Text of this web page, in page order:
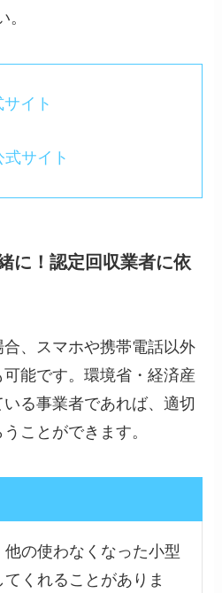
イト
サイト
に！認定回収業者に依
、スマホや携帯電話以外
能です。環境省・経済産
る事業者であれば、適切
ことができます。
の使わなくなった小型
くれることがありま